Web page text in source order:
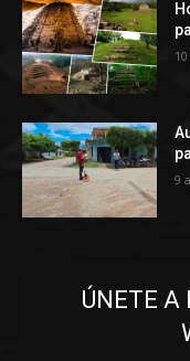
9
ÚNETE A